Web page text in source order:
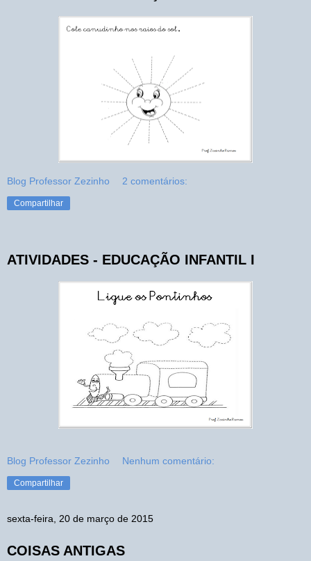
Blog Professor Zezinho 2 comentários:
Compartilhar
ATIVIDADES - EDUCAÇÃO INFANTIL I
Blog Professor Zezinho Nenhum comentário:
Compartilhar
sexta-feira, 20 de março de 2015
COISAS ANTIGAS